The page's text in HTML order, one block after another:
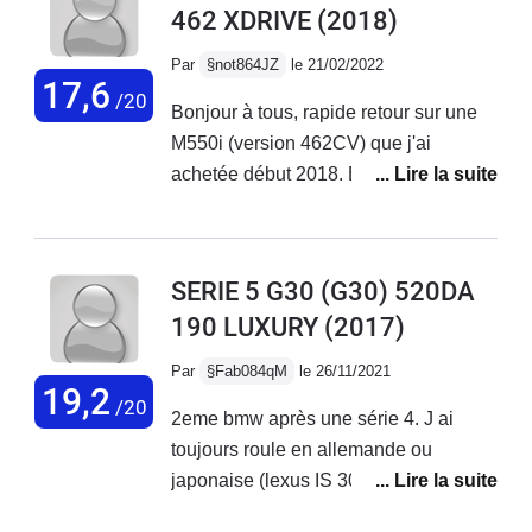
17,6 /20
462 XDRIVE (2018)
Par §not864JZ le 21/02/2022
Bonjour à tous, rapide retour sur une
M550i (version 462CV) que j'ai
achetée début 2018. Elle a maintenant
avantageusement remplacée une M3
agréable au quotidien.La M550i est
l'opposé complet de la M3. Le plaisir
quelle motricité (x-drive) et quel
moteur! Toujours présent avec un
couple présent très bas. Il est bien
19,2 /20
SERIE 5 G30 (G30) 520DA
190 LUXURY (2017)
Par §Fab084qM le 26/11/2021
2eme bmw après une série 4. J ai
toujours roule en allemande ou
japonaise (lexus IS 300h.Fsport,